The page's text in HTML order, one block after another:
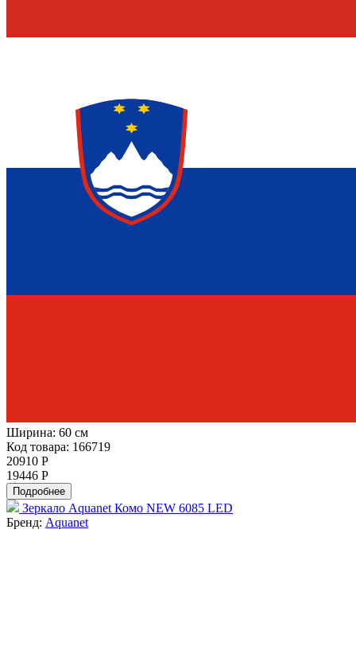
Ширина: 60 см
Код товара: 166719
20910 Р
19446 Р
Подробнее
Зеркало Aquanet Комо NEW 6085 LED
Бренд: Aquanet